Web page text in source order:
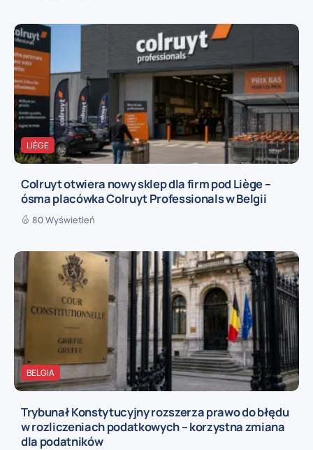
LIÈGE
Colruyt otwiera nowy sklep dla firm pod Liège –
ósma placówka Colruyt Professionals w Belgii
80 Wyświetleń
BELGIA
Trybunał Konstytucyjny rozszerza prawo do błędu
w rozliczeniach podatkowych – korzystna zmiana
dla podatników